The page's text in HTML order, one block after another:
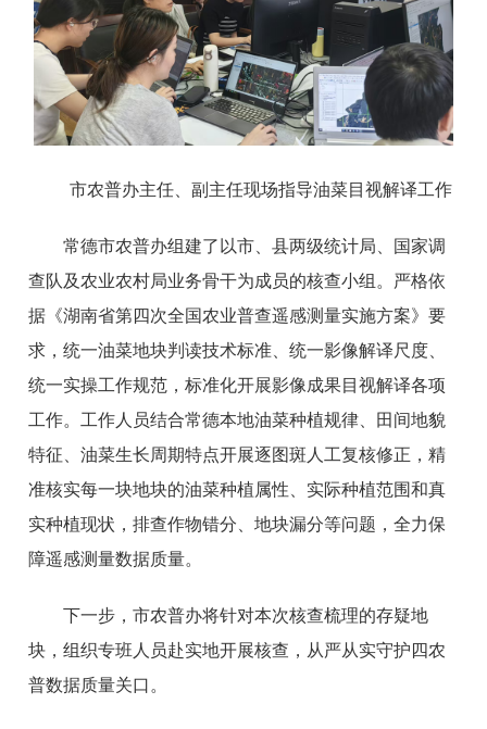
市农普办主任、副主任现场指导油菜目视解译工作
常德市农普办组建了以市、县两级统计局、国家调
查队及农业农村局业务骨干为成员的核查小组。严格依
据《湖南省第四次全国农业普查遥感测量实施方案》要
求，统一油菜地块判读技术标准、统一影像解译尺度、
统一实操工作规范，标准化开展影像成果目视解译各项
工作。工作人员结合常德本地油菜种植规律、田间地貌
特征、油菜生长周期特点开展逐图斑人工复核修正，精
准核实每一块地块的油菜种植属性、实际种植范围和真
实种植现状，排查作物错分、地块漏分等问题，全力保
障遥感测量数据质量。
下一步，市农普办将针对本次核查梳理的存疑地
块，组织专班人员赴实地开展核查，从严从实守护四农
普数据质量关口。